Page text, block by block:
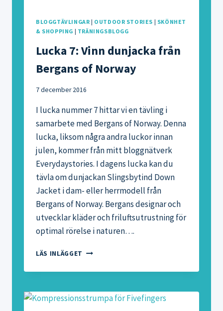
BLOGGTÄVLINGAR | OUTDOOR STORIES | SKÖNHET
& SHOPPING | TRÄNINGSBLOGG
Lucka 7: Vinn dunjacka från
Bergans of Norway
7 december 2016
I lucka nummer 7 hittar vi en tävling i
samarbete med Bergans of Norway. Denna
lucka, liksom några andra luckor innan
julen, kommer från mitt bloggnätverk
Everydaystories. I dagens lucka kan du
tävla om dunjackan Slingsbytind Down
Jacket i dam- eller herrmodell från
Bergans of Norway. Bergans designar och
utvecklar kläder och friluftsutrustning för
optimal rörelse i naturen….
LÄS INLÄGGET LUCKA
VINN
FRÅN
BERGANS